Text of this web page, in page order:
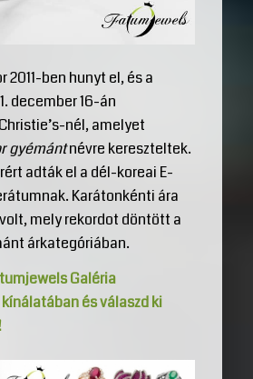
2011-ben hunyt el, és a
december 16-án
nél, amelyet
gyémántnévre kereszteltek.
adták el a dél-koreai E-
Karátonkénti ára
mely rekordot döntött a
árkategóriában.
Galéria
és válaszd ki